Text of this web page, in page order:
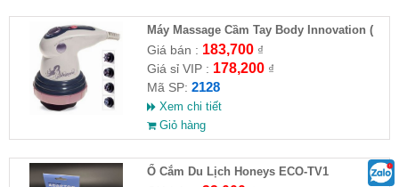
Máy Massage Cầm Tay Body Innovation (
HĐ )
Giá bán : 183,700₫
Giá sỉ VIP : 178,200₫
Mã SP: 2128
Xem chi tiết
Giỏ hàng
Ổ Cắm Du Lịch Honeys ECO-TV1